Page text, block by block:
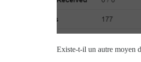
Existe-t-il un autre moyen